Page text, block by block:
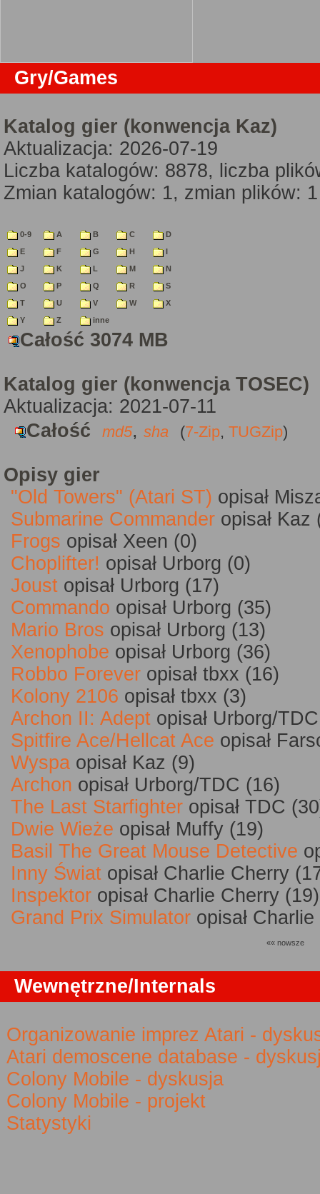
Gry/Games
Katalog gier (konwencja Kaz)
Aktualizacja: 2026-07-19
Liczba katalogów: 8878, liczba
Zmian katalogów: 1, zmian plików: 1
0-9 A B C
D
E
F G H
I
J
K L M
N
O
P Q R
S
T
U V W
X
Y
Z inne
Całość 3074 MB
Katalog gier (konwencja TOSEC)
Aktualizacja: 2021-07-11
Całość
md5, sha (7-Zip, TUGZip)
Opisy gier
"Old Towers" (Atari ST) opisał
Submarine Commander opisał Kaz
Frogs opisał Xeen (0)
Choplifter! opisał Urborg (0)
Joust opisał Urborg (17)
Commando opisał Urborg (35)
Mario Bros opisał Urborg (13)
Xenophobe opisał Urborg (36)
Robbo Forever opisał tbxx (16)
Kolony 2106 opisał tbxx (3)
Archon II: Adept opisał Urborg/
Spitfire Ace/Hellcat Ace opisał
Wyspa opisał Kaz (9)
Archon opisał Urborg/TDC (16)
The Last Starfighter opisał TDC
Dwie Wieże opisał Muffy (19)
Basil The Great Mouse Detective
Inny Świat opisał Charlie Cherry
Inspektor opisał Charlie Cherry (19)
Grand Prix Simulator opisał
«« nowsze
Wewnętrzne/Internals
Organizowanie imprez Atari -
Atari demoscene database -
Colony Mobile - dyskusja
Colony Mobile - projekt
Statystyki